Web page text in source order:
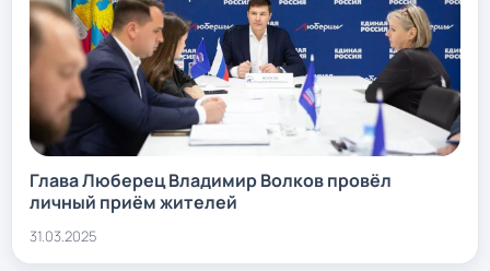
Глава Люберец Владимир Волков провёл
личный приём жителей
31.03.2025